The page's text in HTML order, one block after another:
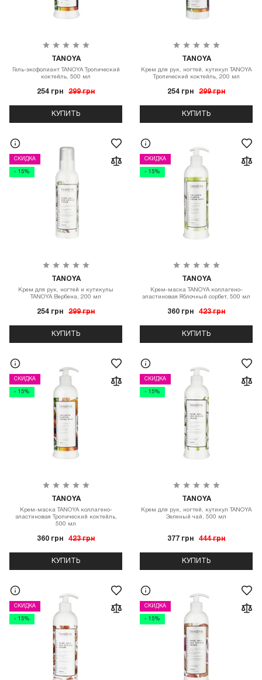
TANOYA
Гель-эксфолиант TANOYA Тропический
коктейль, 500 мл
254 грн 299 грн
КУПИТЬ
TANOYA
Крем для рук, ногтей, кутикул TANOYA
Тропический коктейль, 200 мл
254 грн 299 грн
КУПИТЬ
СКИДКА
- 15%
TANOYA
Крем для рук, ногтей и кутикулы
TANOYA Вербена, 200 мл
254 грн 299 грн
КУПИТЬ
СКИДКА
- 15%
TANOYA
Крем-маска TANOYA коллагено-
эластиновая Яблочный сорбет, 500 мл
360 грн 423 грн
КУПИТЬ
СКИДКА
- 15%
TANOYA
Крем-маска TANOYA коллагено-
эластиновая Тропический коктейль,
500 мл
360 грн 423 грн
КУПИТЬ
СКИДКА
- 15%
TANOYA
Крем для рук, ногтей, кутикул TANOYA
Зеленый чай, 500 мл
377 грн 444 грн
КУПИТЬ
СКИДКА
- 15%
СКИДКА
- 15%